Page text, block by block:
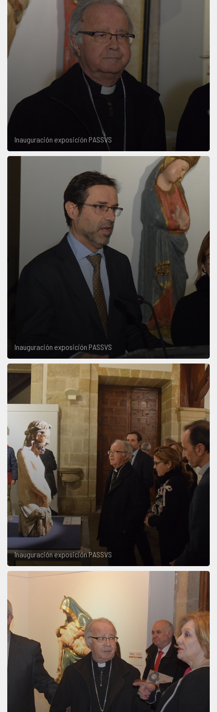
Inauguración exposición PASSVS
Inauguración exposición PASSVS
Inauguración exposición PASSVS